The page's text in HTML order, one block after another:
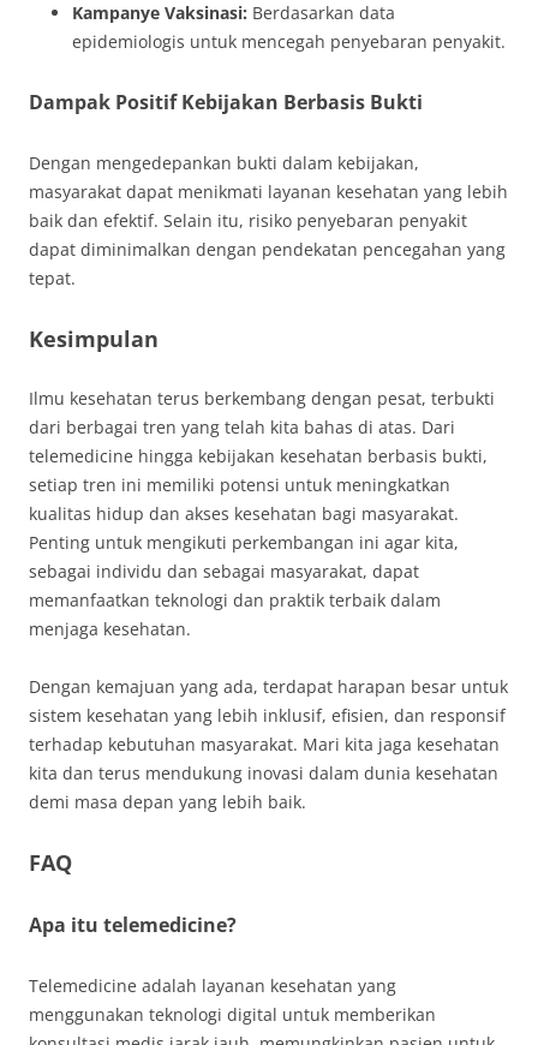
Kampanye Vaksinasi: Berdasarkan data
epidemiologis untuk mencegah penyebaran penyakit.
Dampak Positif Kebijakan Berbasis Bukti
Dengan mengedepankan bukti dalam kebijakan,
masyarakat dapat menikmati layanan kesehatan yang lebih
baik dan efektif. Selain itu, risiko penyebaran penyakit
dapat diminimalkan dengan pendekatan pencegahan yang
tepat.
Kesimpulan
Ilmu kesehatan terus berkembang dengan pesat, terbukti
dari berbagai tren yang telah kita bahas di atas. Dari
telemedicine hingga kebijakan kesehatan berbasis bukti,
setiap tren ini memiliki potensi untuk meningkatkan
kualitas hidup dan akses kesehatan bagi masyarakat.
Penting untuk mengikuti perkembangan ini agar kita,
sebagai individu dan sebagai masyarakat, dapat
memanfaatkan teknologi dan praktik terbaik dalam
menjaga kesehatan.
Dengan kemajuan yang ada, terdapat harapan besar untuk
sistem kesehatan yang lebih inklusif, efisien, dan responsif
terhadap kebutuhan masyarakat. Mari kita jaga kesehatan
kita dan terus mendukung inovasi dalam dunia kesehatan
demi masa depan yang lebih baik.
FAQ
Apa itu telemedicine?
Telemedicine adalah layanan kesehatan yang
menggunakan teknologi digital untuk memberikan